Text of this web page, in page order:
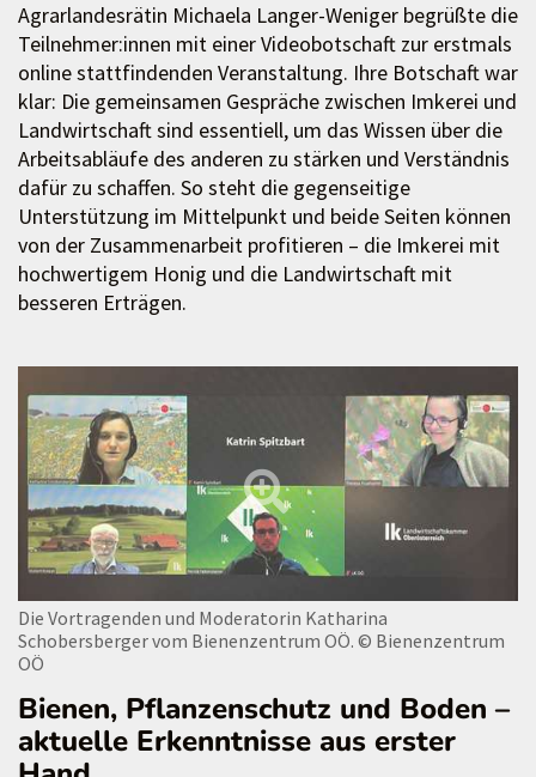
Agrarlandesrätin Michaela Langer-Weniger begrüßte die
Teilnehmer:innen mit einer Videobotschaft zur erstmals
online stattfindenden Veranstaltung. Ihre Botschaft war
klar: Die gemeinsamen Gespräche zwischen Imkerei und
Landwirtschaft sind essentiell, um das Wissen über die
Arbeitsabläufe des anderen zu stärken und Verständnis
dafür zu schaffen. So steht die gegenseitige
Unterstützung im Mittelpunkt und beide Seiten können
von der Zusammenarbeit profitieren – die Imkerei mit
hochwertigem Honig und die Landwirtschaft mit
besseren Erträgen.
Die Vortragenden und Moderatorin Katharina
Schobersberger vom Bienenzentrum OÖ. © Bienenzentrum
OÖ
Bienen, Pflanzenschutz und Boden –
aktuelle Erkenntnisse aus erster